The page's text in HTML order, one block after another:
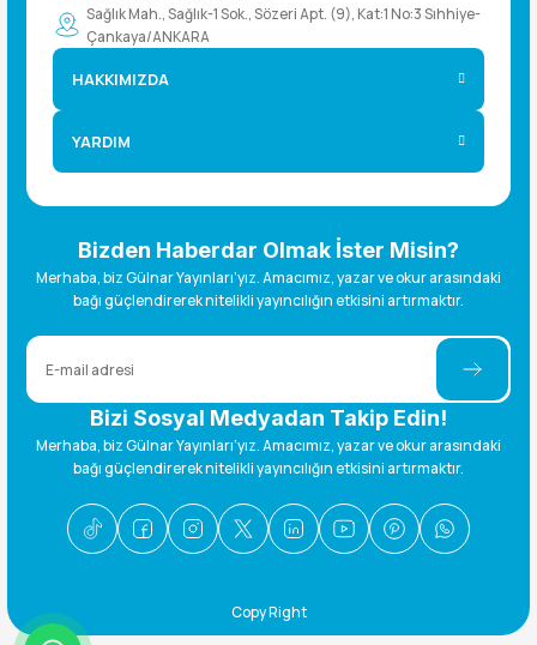
Sağlık Mah., Sağlık-1 Sok., Sözeri Apt. (9), Kat:1 No:3 Sıhhiye-
Çankaya/ANKARA
HAKKIMIZDA
YARDIM
Bizden Haberdar Olmak İster Misin?
Merhaba, biz Gülnar Yayınları’yız. Amacımız, yazar ve okur arasındaki
bağı güçlendirerek nitelikli yayıncılığın etkisini artırmaktır.
Bizi Sosyal Medyadan Takip Edin!
Merhaba, biz Gülnar Yayınları’yız. Amacımız, yazar ve okur arasındaki
bağı güçlendirerek nitelikli yayıncılığın etkisini artırmaktır.
Copy Right